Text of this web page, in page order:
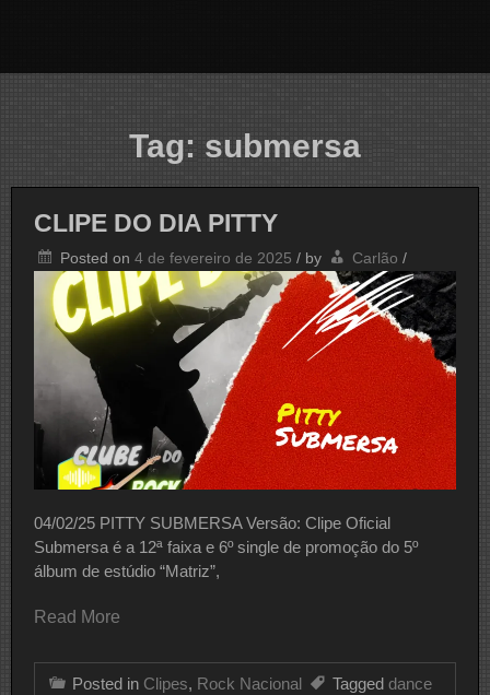
Tag: submersa
CLIPE DO DIA PITTY
Posted on 4 de fevereiro de 2025 / by Carlão /
04/02/25 PITTY SUBMERSA Versão: Clipe Oficial
Submersa é a 12ª faixa e 6º single de promoção do 5º
álbum de estúdio “Matriz”,
Read More
Posted in Clipes, Rock Nacional Tagged dance